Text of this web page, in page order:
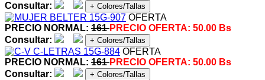
Consultar:
+ Colores/Tallas
OFERTA
PRECIO NORMAL: 161PRECIO OFERTA: 50.00 Bs
Consultar:
+ Colores/Tallas
OFERTA
PRECIO NORMAL: 161PRECIO OFERTA: 50.00 Bs
Consultar:
+ Colores/Tallas